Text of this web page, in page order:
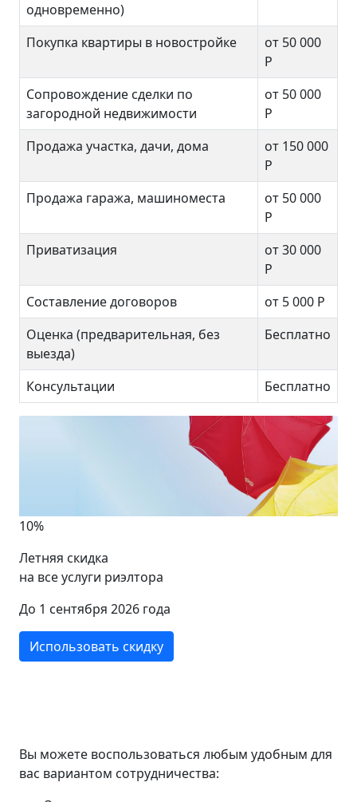
одновременно)
Покупка квартиры в новостройке
от 50 000
Р
Сопровождение сделки по
загородной недвижимости
от 50 000
Р
Продажа участка, дачи, дома
от 150 000
Р
Продажа гаража, машиноместа
от 50 000
Р
Приватизация
от 30 000
Р
Составление договоров
от 5 000 Р
Оценка (предварительная, без
выезда)
Бесплатно
Консультации Бесплатно
10%
Летняя скидка
на все услуги риэлтора
До 1 сентября 2026 года
Использовать скидку
Вы можете воспользоваться любым удобным для
вас вариантом сотрудничества: